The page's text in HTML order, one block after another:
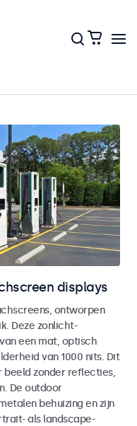
displays
ontworpen
Deze zonlicht-
een mat, optisch
van 1000 nits. Dit
zonder reflecties,
De outdoor
behuizing en zijn
als landscape-